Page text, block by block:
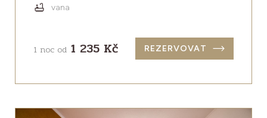
vana
1 noc od 1 235 Kč REZERVOVAT